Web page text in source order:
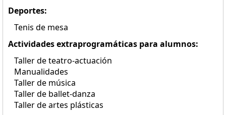
Deportes:
Tenis de mesa
Actividades extraprogramáticas para alumnos:
Taller de teatro-actuación
Manualidades
Taller de música
Taller de ballet-danza
Taller de artes plásticas